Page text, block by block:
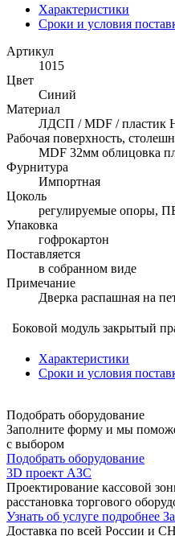
Характеристики
Сроки и условия
Артикул
1015
Цвет
Синий
Материал
ЛДСП / MDF / пластик
Рабочая поверхность,
MDF 32мм облицовка
Фурнитура
Импортная
Цоколь
регулируемые опоры,
Упаковка
гофрокартон
Поставляется
в собранном виде
Примечание
Дверка распашная на
Боковой модуль закрытый
Характеристики
Сроки и условия
Подобрать оборудование
Заполните форму и мы
с выбором
Подобрать оборудование
3D проект АЗС
Проектирование кассовой
расстановка торгового
Узнать об услуге подробнее
Доставка по всей России и